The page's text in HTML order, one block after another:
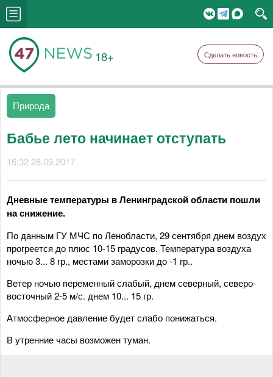
18+ Сделать новость
Природа
Бабье лето начинает отступать
16:32 28.09.2017
Дневные температуры в Ленинградской области пошли
на снижение.
По данным ГУ МЧС по Ленобласти, 29 сентября днем воздух
прогреется до плюс 10-15 градусов. Температура воздуха
ночью 3... 8 гр., местами заморозки до -1 гр..
Ветер ночью переменный слабый, днем северный, северо-
восточный 2-5 м/с. днем 10... 15 гр.
Атмосферное давление будет слабо понижаться.
В утренние часы возможен туман.